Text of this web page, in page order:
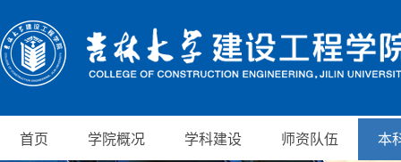
首页 学院概况 学科建设 师资队伍 本